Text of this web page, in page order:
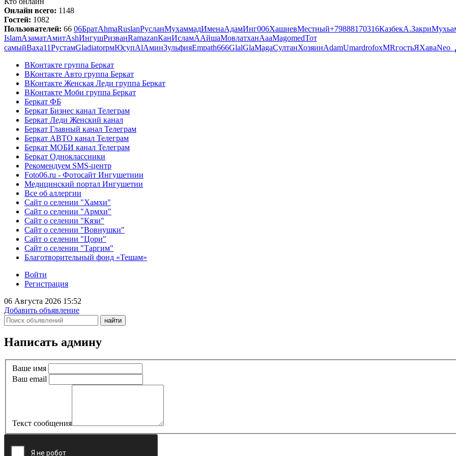
Онлайн всего: 1148
Гостей: 1082
Пользователей: 66 06БратAhmaRuslanРусланМухаммадИменаАдамИнг006ХашиевМестный+79888170316КазбекА.Закри
IslamАзаматАмитAshИнгушРизванRamazanКанИсламААйшаМовлатханАааMagomedТот
самыйВаха11РустамGladiatorрмЮсупAlАминЗульфияEmpath666GlalGlaMagaСултанХозяинAdamUmardrofoxMRгостьЯХаваNeo_
ВКонтакте группа Беркат
ВКонтакте Авто группа Беркат
ВКонтакте Женская Леди группа Беркат
ВКонтакте Моби группа Беркат
Беркат ФБ
Беркат Бизнес канал Телеграм
Беркат Леди Женский канал
Беркат Главный канал Телеграм
Беркат АВТО канал Телеграм
Беркат МОБИ канал Телеграм
Беркат Одноклассники
Рекомендуем SMS-центр
Foto06.ru - Фотосайт Ингушетиии
Медицинский портал Ингушетии
Все об аллергии
Сайт о селении "Хамхи"
Сайт о селении "Армхи"
Сайт о селении "Кязи"
Сайт о селении "Вовнушки"
Сайт о селении "Цори"
Сайт о селении "Таргим"
Благотворительный фонд «Тешам»
Войти
Регистрация
06 Августа 2026 15:52
Добавить объявление
Написать админу
Ваше имя
Ваш email
Текст сообщения